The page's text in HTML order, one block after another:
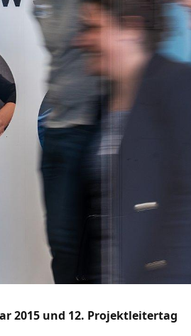
2015 und 12. Projektleitertag